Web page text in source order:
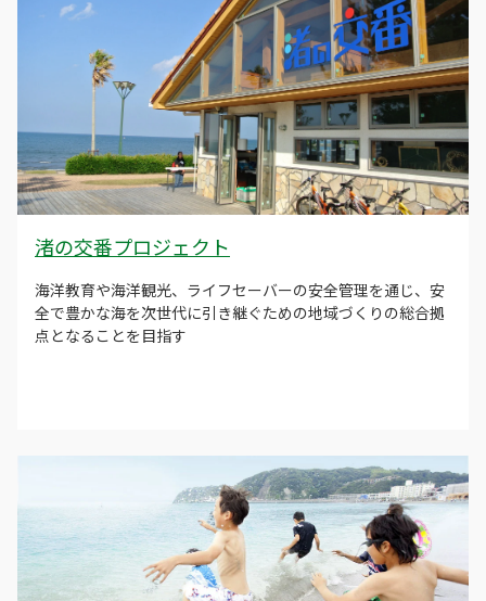
渚の交番プロジェクト
海洋教育や海洋観光、ライフセーバーの安全管理を通じ、安
全で豊かな海を次世代に引き継ぐための地域づくりの総合拠
点となることを目指す